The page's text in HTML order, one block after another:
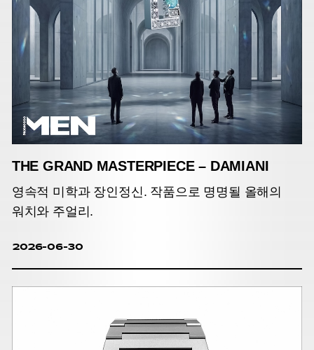
THE GRAND MASTERPIECE – DAMIANI
영속적 미학과 장인정신. 작품으로 명명될 올해의
워치와 주얼리.
2026-06-30